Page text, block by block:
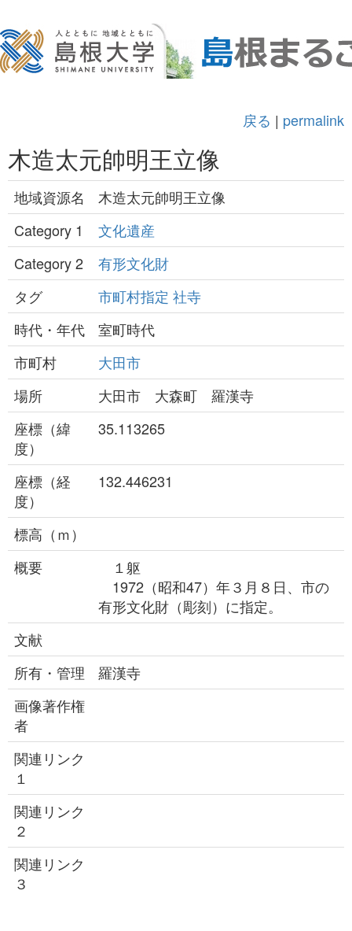
戻る | permalink
木造太元帥明王立像
地域資源名
木造太元帥明王立像
Category 1
文化遺産
Category 2
有形文化財
タグ
市町村指定 社寺
時代・年代
室町時代
市町村
大田市
場所
大田市 大森町 羅漢寺
座標（緯
度）
35.113265
座標（経
度）
132.446231
標高（ｍ）
概要
１躯
1972（昭和47）年３月８日、市の
有形文化財（彫刻）に指定。
文献
所有・管理
羅漢寺
画像著作権
者
関連リンク
１
関連リンク
２
関連リンク
３